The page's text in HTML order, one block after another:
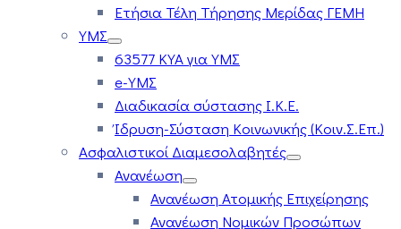
Ετήσια Τέλη Τήρησης Μερίδας ΓΕΜΗ
ΥΜΣ
63577 ΚΥΑ για ΥΜΣ
e-ΥΜΣ
Διαδικασία σύστασης Ι.Κ.Ε.
Ίδρυση-Σύσταση Κοινωνικής (Κοιν.Σ.Επ.)
Ασφαλιστικοί Διαμεσολαβητές
Ανανέωση
Ανανέωση Ατομικής Επιχείρησης
Ανανέωση Νομικών Προσώπων